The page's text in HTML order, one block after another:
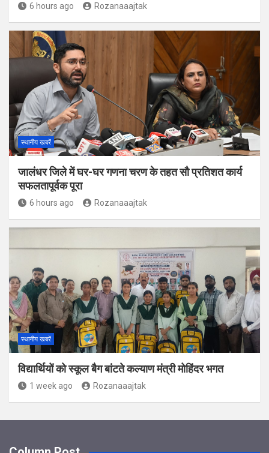
6 hours ago Rozanaaajtak
स्थानीय खबरें
जालंधर जिले में घर-घर गणना चरण के तहत सौ प्रतिशत कार्य
सफलतापूर्वक पूरा
6 hours ago Rozanaaajtak
स्थानीय खबरें
विद्यार्थियों को स्कूल बैग बांटते कल्याण मंत्री मोहिंदर भगत
1 week ago Rozanaaajtak